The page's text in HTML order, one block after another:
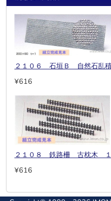
２１０６ 石垣Ｂ 自然石乱
¥616
２１０８ 鉄路柵 古枕木 １
¥616